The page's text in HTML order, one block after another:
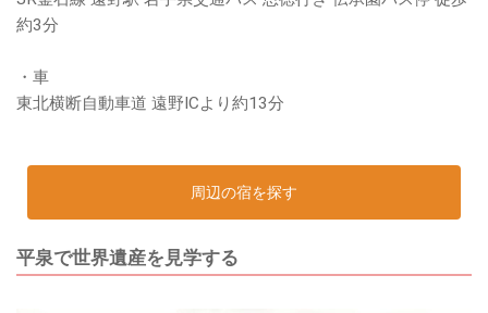
約3分
・車
東北横断自動車道 遠野ICより約13分
周辺の宿を探す
平泉で世界遺産を見学する